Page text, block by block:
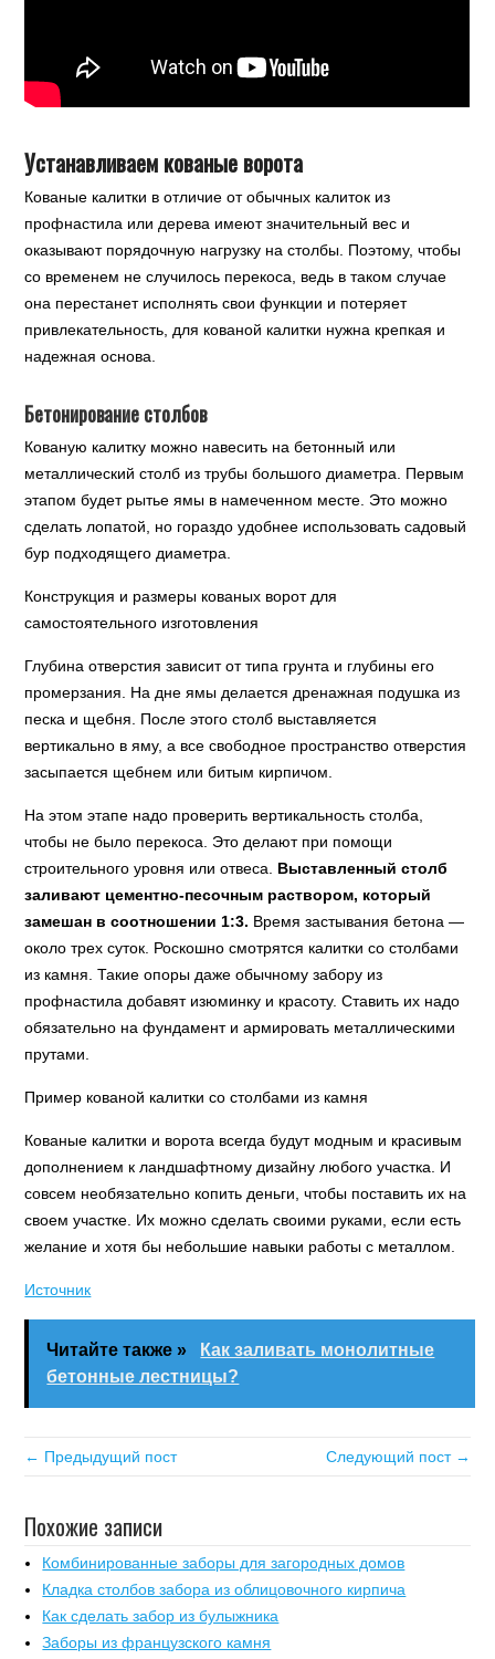
Устанавливаем кованые ворота
Кованые калитки в отличие от обычных калиток из
профнастила или дерева имеют значительный вес и
оказывают порядочную нагрузку на столбы. Поэтому, чтобы
со временем не случилось перекоса, ведь в таком случае
она перестанет исполнять свои функции и потеряет
привлекательность, для кованой калитки нужна крепкая и
надежная основа.
Бетонирование столбов
Кованую калитку можно навесить на бетонный или
металлический столб из трубы большого диаметра. Первым
этапом будет рытье ямы в намеченном месте. Это можно
сделать лопатой, но гораздо удобнее использовать садовый
бур подходящего диаметра.
Конструкция и размеры кованых ворот для
самостоятельного изготовления
Глубина отверстия зависит от типа грунта и глубины его
промерзания. На дне ямы делается дренажная подушка из
песка и щебня. После этого столб выставляется
вертикально в яму, а все свободное пространство отверстия
засыпается щебнем или битым кирпичом.
На этом этапе надо проверить вертикальность столба,
чтобы не было перекоса. Это делают при помощи
строительного уровня или отвеса. Выставленный столб
заливают цементно-песочным раствором, который
замешан в соотношении 1:3. Время застывания бетона —
около трех суток. Роскошно смотрятся калитки со столбами
из камня. Такие опоры даже обычному забору из
профнастила добавят изюминку и красоту. Ставить их надо
обязательно на фундамент и армировать металлическими
прутами.
Пример кованой калитки со столбами из камня
Кованые калитки и ворота всегда будут модным и красивым
дополнением к ландшафтному дизайну любого участка. И
совсем необязательно копить деньги, чтобы поставить их на
своем участке. Их можно сделать своими руками, если есть
желание и хотя бы небольшие навыки работы с металлом.
Источник
Читайте также »
Как заливать монолитные
бетонные лестницы?
← Предыдущий пост Следующий пост →
Похожие записи
Комбинированные заборы для загородных домов
Кладка столбов забора из облицовочного кирпича
Как сделать забор из булыжника
Заборы из французского камня